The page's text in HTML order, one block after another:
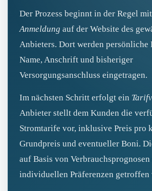
Der Prozess beginnt in der Regel
Anmeldung auf der Website des
Anbieters. Dort werden persönliche
Name, Anschrift und bisheriger
Versorgungsanschluss eingetragen.
Im nächsten Schritt erfolgt ein
Anbieter stellt dem Kunden die
Stromtarife vor, inklusive Preis pro
Grundpreis und eventueller Boni.
auf Basis von Verbrauchsprognosen
individuellen Präferenzen getroffen